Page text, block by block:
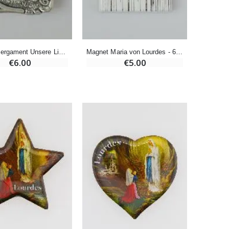
Novenenkerze an Sankt Michael Gegen das Böse
€9.90
Magnet Pergament Unsere Liebe Frau von Lourdes - 3 cm
€6.00
Magnet Maria von Lourdes - 6 cm
€5.00